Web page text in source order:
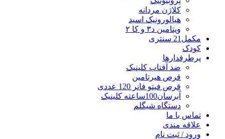
کلاژن مردانه
هیالورونیک اسید
ویتامین د۳ و کا ۲
مکمل21 سنتری
کودک
پرطرفدارها
ضد آفتاب کلینیک
قرص هیرتامین
قرص فیتو فانر 120 عددی
آبرسان100ساعته کلینیک
دستگاه شیگلم
تماس با ما
علاقه مندی
ورود / ثبت نام